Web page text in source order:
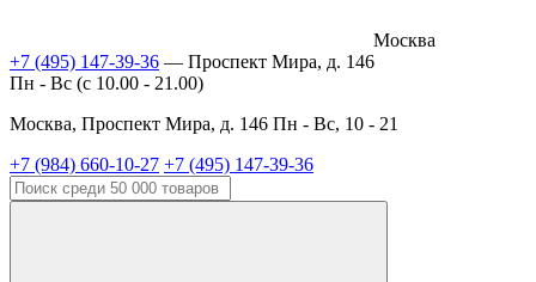
Москва
+7 (495) 147-39-36 — Проспект Мира, д. 146
Пн - Вс (c 10.00 - 21.00)
Москва, Проспект Мира, д. 146 Пн - Вс, 10 - 21
+7 (984) 660-10-27 +7 (495) 147-39-36